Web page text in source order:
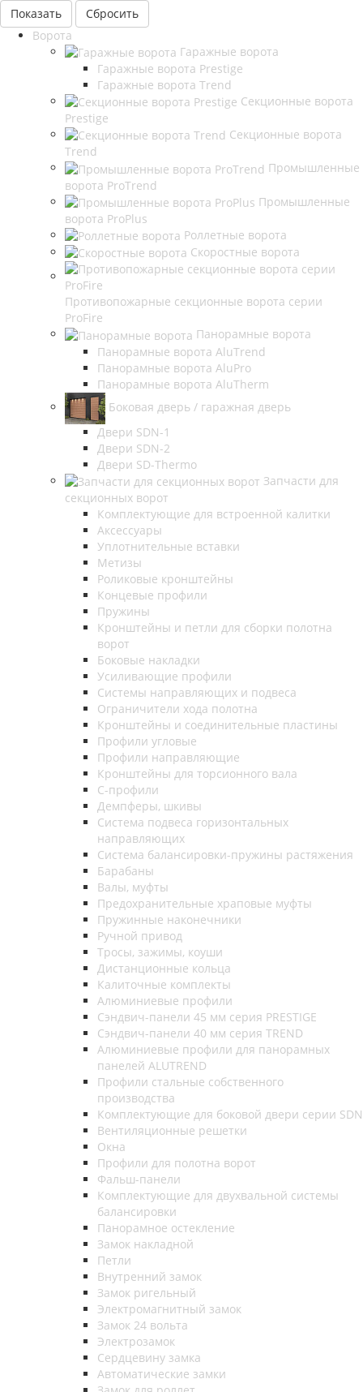
Сбросить
Ворота
Гаражные ворота
Гаражные ворота Prestige
Гаражные ворота Trend
Секционные ворота
Prestige
Секционные ворота
Trend
Промышленные
ворота ProTrend
Промышленные
ворота ProPlus
Роллетные ворота
Скоростные ворота
Противопожарные секционные ворота серии
ProFire
Панорамные ворота
Панорамные ворота AluTrend
Панорамные ворота AluPro
Панорамные ворота AluTherm
Боковая дверь / гаражная дверь
Двери SDN-1
Двери SDN-2
Двери SD-Thermo
Запчасти для
секционных ворот
Комплектующие для встроенной калитки
Аксессуары
Уплотнительные вставки
Метизы
Роликовые кронштейны
Концевые профили
Пружины
Кронштейны и петли для сборки полотна
ворот
Боковые накладки
Усиливающие профили
Системы направляющих и подвеса
Ограничители хода полотна
Кронштейны и соединительные пластины
Профили угловые
Профили направляющие
Кронштейны для торсионного вала
С-профили
Демпферы, шкивы
Система подвеса горизонтальных
направляющих
Система балансировки-пружины растяжения
Барабаны
Валы, муфты
Предохранительные храповые муфты
Пружинные наконечники
Ручной привод
Тросы, зажимы, коуши
Дистанционные кольца
Калиточные комплекты
Алюминиевые профили
Сэндвич-панели 45 мм серия PRESTIGE
Сэндвич-панели 40 мм серия TREND
Алюминиевые профили для панорамных
панелей ALUTREND
Профили стальные собственного
производства
Комплектующие для боковой двери серии SDN
Вентиляционные решетки
Окна
Профили для полотна ворот
Фальш-панели
Комплектующие для двухвальной системы
балансировки
Панорамное остекление
Замок накладной
Петли
Внутренний замок
Замок ригельный
Электромагнитный замок
Замок 24 вольта
Электрозамок
Сердцевину замка
Автоматические замки